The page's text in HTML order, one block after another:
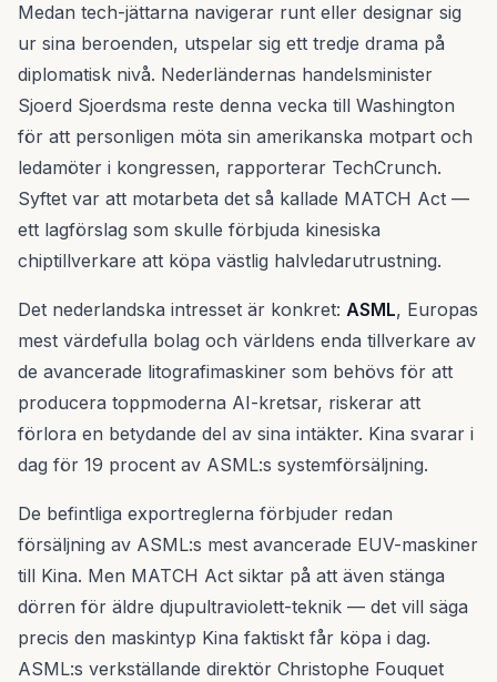
Medan tech-jättarna navigerar runt eller designar sig
ur sina beroenden, utspelar sig ett tredje drama på
diplomatisk nivå. Nederländernas handelsminister
Sjoerd Sjoerdsma reste denna vecka till Washington
för att personligen möta sin amerikanska motpart och
ledamöter i kongressen, rapporterar TechCrunch.
Syftet var att motarbeta det så kallade MATCH Act —
ett lagförslag som skulle förbjuda kinesiska
chiptillverkare att köpa västlig halvledarutrustning.
Det nederlandska intresset är konkret: ASML, Europas
mest värdefulla bolag och världens enda tillverkare av
de avancerade litografimaskiner som behövs för att
producera toppmoderna AI-kretsar, riskerar att
förlora en betydande del av sina intäkter. Kina svarar i
dag för 19 procent av ASML:s systemförsäljning.
De befintliga exportreglerna förbjuder redan
försäljning av ASML:s mest avancerade EUV-maskiner
till Kina. Men MATCH Act siktar på att även stänga
dörren för äldre djupultraviolett-teknik — det vill säga
precis den maskintyp Kina faktiskt får köpa i dag.
ASML:s verkställande direktör Christophe Fouquet